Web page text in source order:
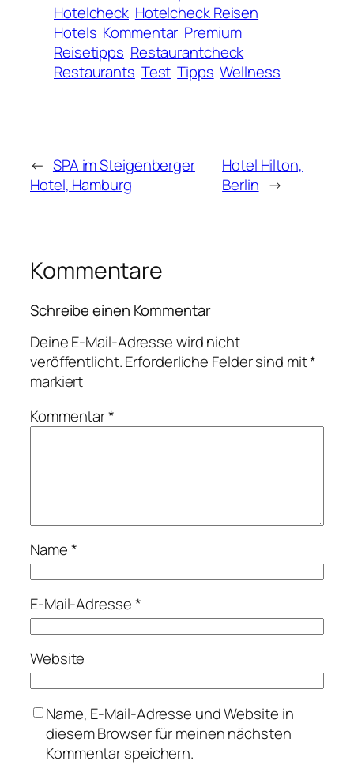
Hotelcheck Hotelcheck Reisen
Hotels Kommentar Premium
Reisetipps Restaurantcheck
Restaurants Test Tipps Wellness
← SPA im Steigenberger
Hotel, Hamburg
Hotel Hilton,
Berlin →
Kommentare
Schreibe einen Kommentar
Deine E-Mail-Adresse wird nicht
veröffentlicht.Erforderliche Felder sind mit*
markiert
Kommentar*
Name*
E-Mail-Adresse*
Website
Name, E-Mail-Adresse und Website in
diesem Browser für meinen nächsten
Kommentar speichern.